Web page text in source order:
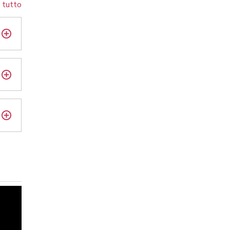
tutto